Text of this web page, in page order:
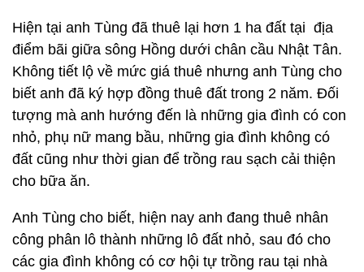
Hiện tại anh Tùng đã thuê lại hơn 1 ha đất tại địa
điểm bãi giữa sông Hồng dưới chân cầu Nhật Tân.
Không tiết lộ về mức giá thuê nhưng anh Tùng cho
biết anh đã ký hợp đồng thuê đất trong 2 năm. Đối
tượng mà anh hướng đến là những gia đình có con
nhỏ, phụ nữ mang bầu, những gia đình không có
đất cũng như thời gian để trồng rau sạch cải thiện
cho bữa ăn.
Anh Tùng cho biết, hiện nay anh đang thuê nhân
công phân lô thành những lô đất nhỏ, sau đó cho
các gia đình không có cơ hội tự trồng rau tại nhà